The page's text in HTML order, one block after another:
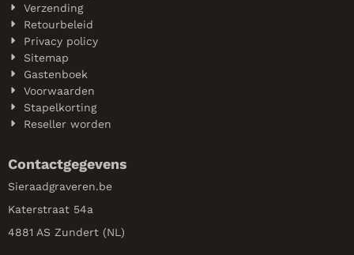
Verzending
Retourbeleid
Privacy policy
Sitemap
Gastenboek
Voorwaarden
Stapelkorting
Reseller worden
Contactgegevens
Sieraadgraveren.be
Katerstraat 54a
4881 AS Zundert (NL)